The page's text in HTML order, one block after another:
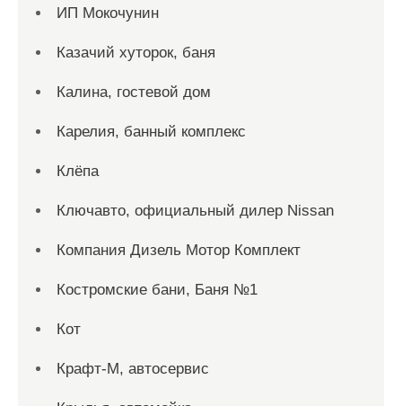
ИП Мокочунин
Казачий хуторок, баня
Калина, гостевой дом
Карелия, банный комплекс
Клёпа
Ключавто, официальный дилер Nissan
Компания Дизель Мотор Комплект
Костромские бани, Баня №1
Кот
Крафт-М, автосервис